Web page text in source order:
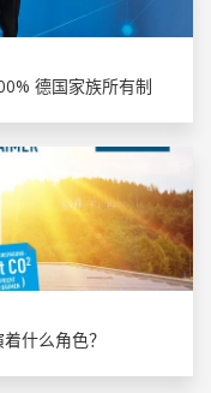
德国家族所有制
什么角色？